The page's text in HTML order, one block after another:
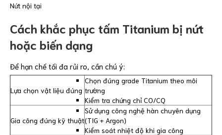
Nứt nội tại
Cách khắc phục tấm Titanium bị nứt
hoặc biến dạng
Để hạn chế tối đa rủi ro, cần chú ý:
Lựa chọn vật liệu đúng
Chọn đúng grade Titanium theo môi
trường
Kiểm tra chứng chỉ CO/CQ
Gia công đúng kỹ thuật
Sử dụng công nghệ hàn chuyên dụng
(TIG + Argon)
Kiểm soát nhiệt độ khi gia công